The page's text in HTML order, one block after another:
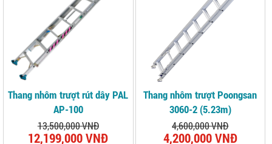
Thang nhôm trượt rút dây PAL
AP-100
13,500,000 VNĐ
12,199,000 VNĐ
Thang nhôm trượt Poongsan
3060-2 (5.23m)
4,600,000 VNĐ
4,200,000 VNĐ